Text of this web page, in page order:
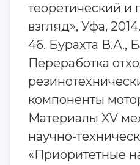
теоретический и
взгляд», Уфа,
46. Бурахта В.А.,
Переработка
компоненты
Материалы XV
научно-
«Приоритетные